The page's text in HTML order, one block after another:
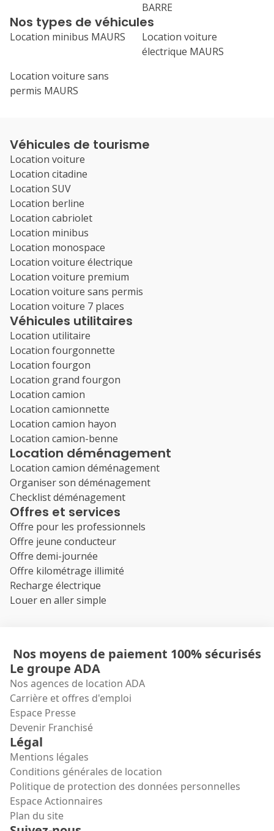
BARRE
Nos types de véhicules
Location minibus MAURS
Location voiture
électrique MAURS
Location voiture sans
permis MAURS
Véhicules de tourisme
Location voiture
Location citadine
Location SUV
Location berline
Location cabriolet
Location minibus
Location monospace
Location voiture électrique
Location voiture premium
Location voiture sans permis
Location voiture 7 places
Véhicules utilitaires
Location utilitaire
Location fourgonnette
Location fourgon
Location grand fourgon
Location camion
Location camionnette
Location camion hayon
Location camion-benne
Location déménagement
Location camion déménagement
Organiser son déménagement
Checklist déménagement
Offres et services
Offre pour les professionnels
Offre jeune conducteur
Offre demi-journée
Offre kilométrage illimité
Recharge électrique
Louer en aller simple
Nos moyens de paiement 100% sécurisés
Le groupe ADA
Nos agences de location ADA
Carrière et offres d'emploi
Espace Presse
Devenir Franchisé
Légal
Mentions légales
Conditions générales de location
Politique de protection des données personnelles
Espace Actionnaires
Plan du site